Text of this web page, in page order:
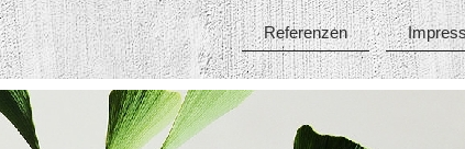
Referenzen